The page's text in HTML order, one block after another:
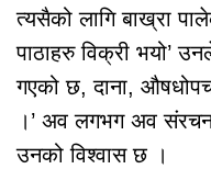
त्यसैको लागि बाख्रा
पाठाहरु विक्री भयो’
गएको छ, दाना,
।’ अव लगभग अव
उनको विश्वास छ ।